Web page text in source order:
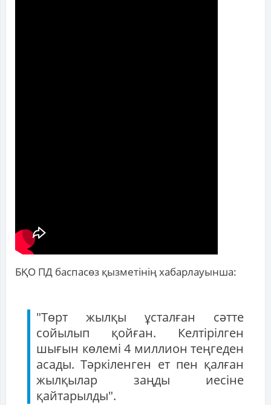
БҚО ПД баспасөз қызметінің хабарлауынша:
"Төрт жылқы ұсталған сәтте
сойылып қойған. Келтірілген
шығын көлемі 4 миллион теңгеден
асады. Тәркіленген ет пен қалған
жылқылар заңды иесіне
қайтарылды".